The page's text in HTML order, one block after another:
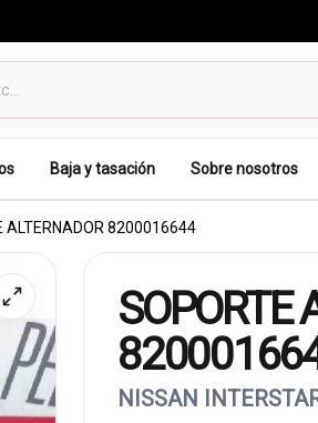
Baja y tasación Sobre nosotros
ALTERNADOR 8200016644
SOPORTE
NISSAN